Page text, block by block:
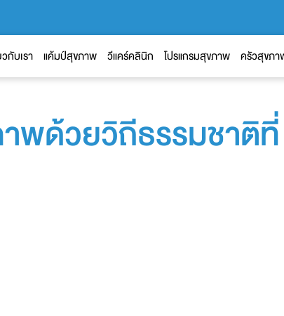
กับเรา แค้มป์สุขภาพ วีแคร์คลินิก โปรแกรมสุขภาพ ครัวสุขภ
าพด้วยวิถีธรรมชาติที่